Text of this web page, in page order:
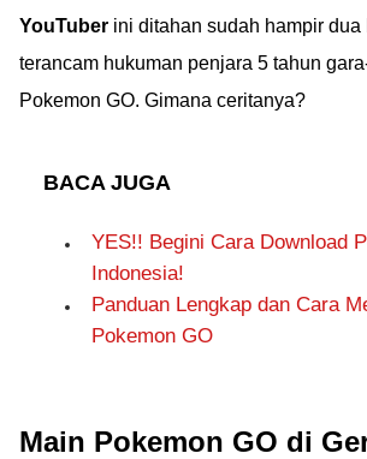
YouTuber ini ditahan sudah hampir dua
terancam hukuman penjara 5 tahun
Pokemon GO. Gimana ceritanya?
BACA JUGA
YES!! Begini Cara Download
Indonesia!
Panduan Lengkap dan Cara
Pokemon GO
Main Pokemon GO di